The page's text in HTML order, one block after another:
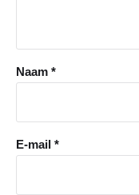
Naam *
E-mail *